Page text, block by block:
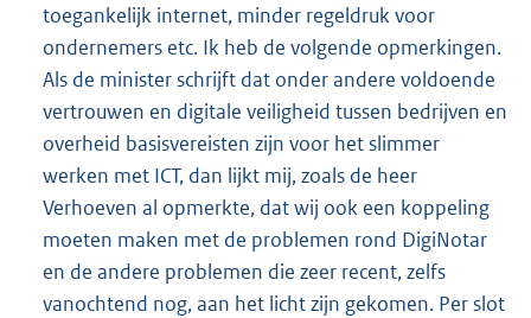
toegankelijk internet, minder regeldruk voor
ondernemers etc. Ik heb de volgende opmerkingen.
Als de minister schrijft dat onder andere voldoende
vertrouwen en digitale veiligheid tussen bedrijven en
overheid basisvereisten zijn voor het slimmer
werken met ICT, dan lijkt mij, zoals de heer
Verhoeven al opmerkte, dat wij ook een koppeling
moeten maken met de problemen rond DigiNotar
en de andere problemen die zeer recent, zelfs
vanochtend nog, aan het licht zijn gekomen. Per slot